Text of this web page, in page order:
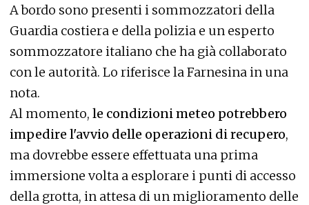
A bordo sono presenti i sommozzatori della
Guardia costiera e della polizia e un esperto
sommozzatore italiano che ha già collaborato
con le autorità. Lo riferisce la Farnesina in una
nota.
Al momento, le condizioni meteo potrebbero
impedire l'avvio delle operazioni di recupero,
ma dovrebbe essere effettuata una prima
immersione volta a esplorare i punti di accesso
della grotta, in attesa di un miglioramento delle